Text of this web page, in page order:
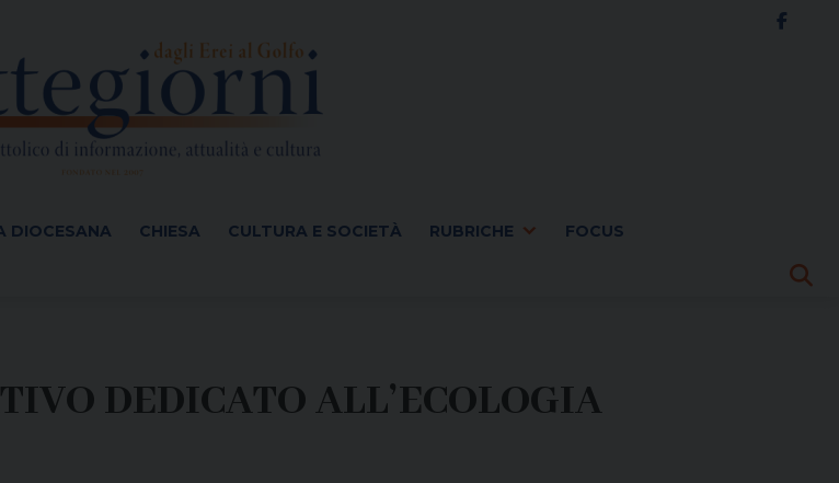
DIOCESANA CHIESA CULTURA E SOCIETÀ RUBRICHE FOCUS
DEDICATO ALL’ECOLOGIA